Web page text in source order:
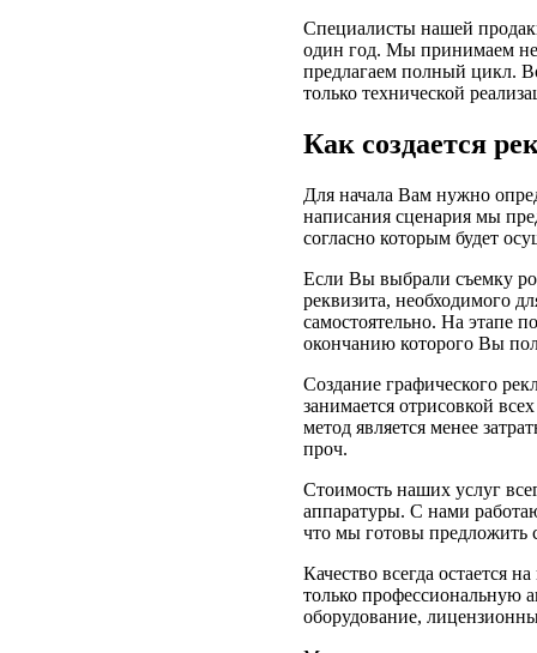
Специалисты нашей
один год. Мы принимаем
предлагаем полный цикл.
только технической
Как создается
Для начала Вам нужно
написания сценария мы
согласно которым будет
Если Вы выбрали съемку
реквизита, необходимого
самостоятельно. На этапе
окончанию которого Вы
Создание графического
занимается отрисовкой
метод является менее
проч.
Стоимость наших услуг
аппаратуры. С нами
что мы готовы предложить
Качество всегда остается
только профессиональную
оборудование,